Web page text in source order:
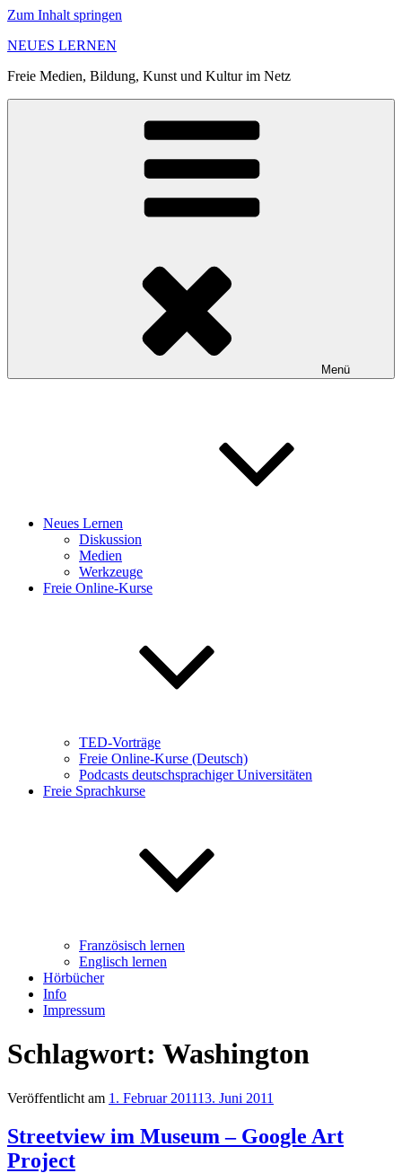
Zum Inhalt springen
NEUES LERNEN
Freie Medien, Bildung, Kunst und Kultur im Netz
Menü
Neues Lernen
Diskussion
Medien
Werkzeuge
Freie Online-Kurse
TED-Vorträge
Freie Online-Kurse (Deutsch)
Podcasts deutschsprachiger Universitäten
Freie Sprachkurse
Französisch lernen
Englisch lernen
Hörbücher
Info
Impressum
Schlagwort: Washington
Veröffentlicht am 1. Februar 201113. Juni 2011
Streetview im Museum – Google Art
Project